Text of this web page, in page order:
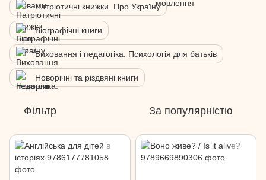
Патріотичні книжки. Про Україну
Біографічні книги
Виховання і педагогіка. Психологія для батьків
Новорічні та різдвяні книги
Фільтр За популярністю